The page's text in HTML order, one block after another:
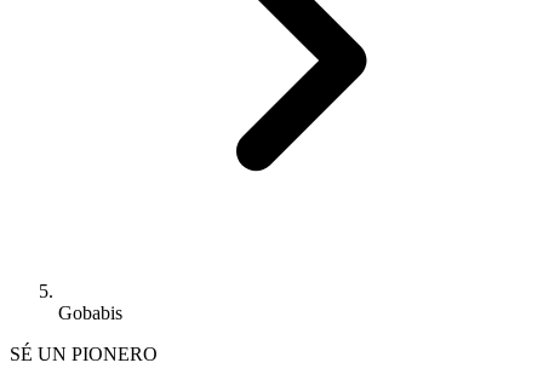
Gobabis
SÉ UN PIONERO